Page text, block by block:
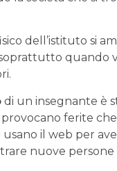
dell’istituto si
quando
di un insegnante è
ferite
il web per
nuove